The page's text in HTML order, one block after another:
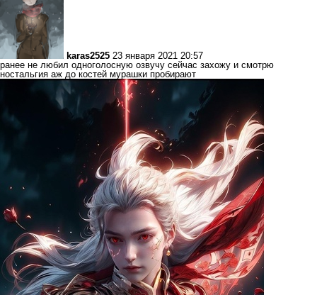
karas2525 23 января 2021 20:57
ранее не любил одноголосную озвучу сейчас захожу и смотрю
ностальгия аж до костей мурашки пробирают